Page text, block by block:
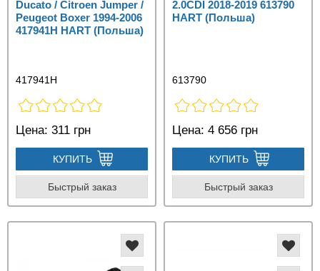
Ducato / Citroen Jumper /
Peugeot Boxer 1994-2006
417941H HART (Польша)
417941H
Цена: 311 грн
КУПИТЬ
Быстрый заказ
2.0CDI 2018-2019 613790
HART (Польша)
613790
Цена: 4 656 грн
КУПИТЬ
Быстрый заказ